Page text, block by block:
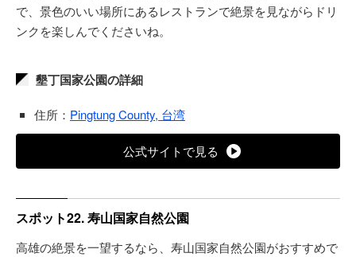
で、景色のいい場所にあるレストランで絶景を見ながらドリ
ンクを楽しんでくださいね。
墾丁国家公園の詳細
住所： Pingtung County, 台湾
公式サイトで見る
スポット22. 寿山国家自然公園
高雄の絶景を一望するなら、寿山国家自然公園がおすすめで